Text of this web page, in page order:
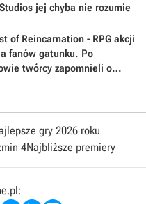
jej chyba nie rozumie
of Reincarnation - RPG akcji
fanów gatunku. Po
twórcy zapomnieli o
gry 2026 roku
4Najbliższe premiery